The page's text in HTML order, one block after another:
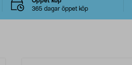
365 dagar öppet köp